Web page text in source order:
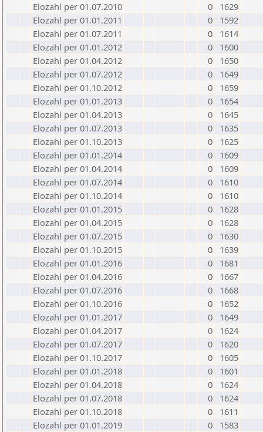
Elozahl per 01.07.2010
0
1629
Elozahl per 01.01.2011
0
1592
Elozahl per 01.07.2011
0
1614
Elozahl per 01.01.2012
0
1600
Elozahl per 01.04.2012
0
1650
Elozahl per 01.07.2012
0
1649
Elozahl per 01.10.2012
0
1659
Elozahl per 01.01.2013
0
1654
Elozahl per 01.04.2013
0
1645
Elozahl per 01.07.2013
0
1635
Elozahl per 01.10.2013
0
1625
Elozahl per 01.01.2014
0
1609
Elozahl per 01.04.2014
0
1609
Elozahl per 01.07.2014
0
1610
Elozahl per 01.10.2014
0
1610
Elozahl per 01.01.2015
0
1628
Elozahl per 01.04.2015
0
1628
Elozahl per 01.07.2015
0
1630
Elozahl per 01.10.2015
0
1639
Elozahl per 01.01.2016
0
1681
Elozahl per 01.04.2016
0
1667
Elozahl per 01.07.2016
0
1668
Elozahl per 01.10.2016
0
1652
Elozahl per 01.01.2017
0
1649
Elozahl per 01.04.2017
0
1624
Elozahl per 01.07.2017
0
1620
Elozahl per 01.10.2017
0
1605
Elozahl per 01.01.2018
0
1601
Elozahl per 01.04.2018
0
1624
Elozahl per 01.07.2018
0
1624
Elozahl per 01.10.2018
0
1611
Elozahl per 01.01.2019
0
1583